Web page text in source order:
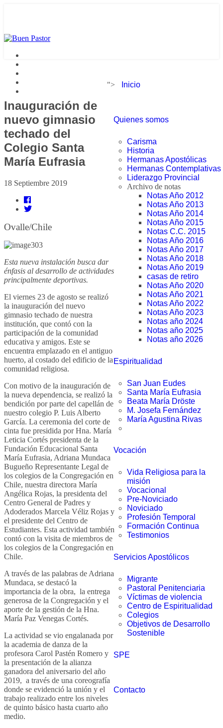
"> Inicio
Quienes somos
Carisma
Historia
Hermanas Apostólicas
Hermanas Contemplativas
Liderazgo Provincial
Archivo de notas
Notas Año 2012
Notas Año 2013
Notas Año 2014
Notas Año 2015
Notas C.C. 2015
Notas Año 2016
Notas Año 2017
Notas Año 2018
Notas Año 2019
casas de retiro
Notas Año 2020
Notas Año 2021
Notas Año 2022
Notas Año 2023
Notas año 2024
Notas año 2025
Notas año 2026
Espiritualidad
San Juan Eudes
Santa María Eufrasia
Beata María Dröste
M. Josefa Fernández
María Agustina Rivas
Vocación
Vida Religiosa para la
misión
Vocacional
Pre-Noviciado
Noviciado
Profesión Temporal
Formación Continua
Testimonios
Servicios Apostólicos
Migrante
Pastoral Penitenciaria
Víctimas de violencia
Centro de Espiritualidad
Colegios
Objetivos de Desarrollo
Sostenible
SPE
Contacto
Inauguración de
nuevo gimnasio
techado del
Colegio Santa
María Eufrasia
18 Septiembre 2019
Ovalle/Chile
Esta nueva instalación busca dar
énfasis al desarrollo de actividades
principalmente deportivas.
El viernes 23 de agosto se realizó
la inauguración del nuevo
gimnasio techado de nuestra
institución, que contó con la
participación de la comunidad
educativa y amigos. Este se
encuentra emplazado en el antiguo
huerto, al costado del edificio de la
comunidad religiosa.
Con motivo de la inauguración de
la nueva dependencia, se realizó la
bendición por parte del capellán de
nuestro colegio P. Luis Alberto
García. La ceremonia del corte de
cinta fue presidida por Hna. María
Leticia Cortés presidenta de la
Fundación Educacional Santa
María Eufrasia, Adriana Mundaca
Bugueño Representante Legal de
los colegios de la Congregación en
Chile, nuestra directora María
Angélica Rojas, la presidenta del
Centro General de Padres y
Adoderados Marcela Véliz Rojas y
el presidente del Centro de
Estudiantes. Esta actividad también
contó con la visita de miembros de
los colegios de la Congregación en
Chile.
A través de las palabras de Adriana
Mundaca, se destacó la
importancia de la obra, la entrega
generosa de la Congregación y el
aporte de la gestión de la Hna.
María Paz Venegas Cortés.
La actividad se vio engalanada por
la academia de danza de la
profesora Carol Pastén Romero y
la presentación de la alianza
ganadora del aniversario del año
2019, a través de una coreografía
donde se evidenció la unión y el
trabajo realizado entre los niveles
de quinto básico hasta cuarto año
medio.